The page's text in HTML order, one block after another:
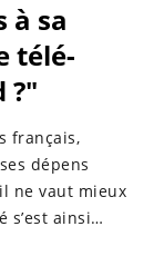
à sa
télé-
?"
français,
dépens
ne vaut mieux
s’est ainsi